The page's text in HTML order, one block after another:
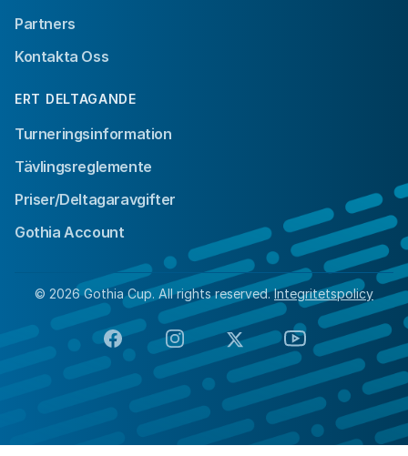
Partners
Kontakta Oss
ERT DELTAGANDE
Turneringsinformation
Tävlingsreglemente
Priser/Deltagaravgifter
Gothia Account
© 2026 Gothia Cup. All rights reserved.Integritetspolicy
FacebookInstagram
X YouTube